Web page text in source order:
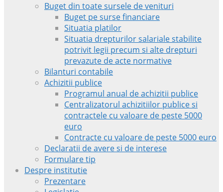
Buget din toate sursele de venituri
Buget pe surse financiare
Situatia platilor
Situatia drepturilor salariale stabilite
potrivit legii precum si alte drepturi
prevazute de acte normative
Bilanturi contabile
Achizitii publice
Programul anual de achizitii publice
Centralizatorul achizitiilor publice si
contractele cu valoare de peste 5000
euro
Contracte cu valoare de peste 5000 euro
Declaratii de avere si de interese
Formulare tip
Despre institutie
Prezentare